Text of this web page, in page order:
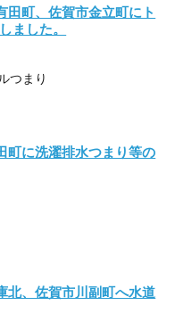
田町、佐賀市金立町にト
ました。
つまり
町に洗濯排水つまり等の
北、佐賀市川副町へ水道